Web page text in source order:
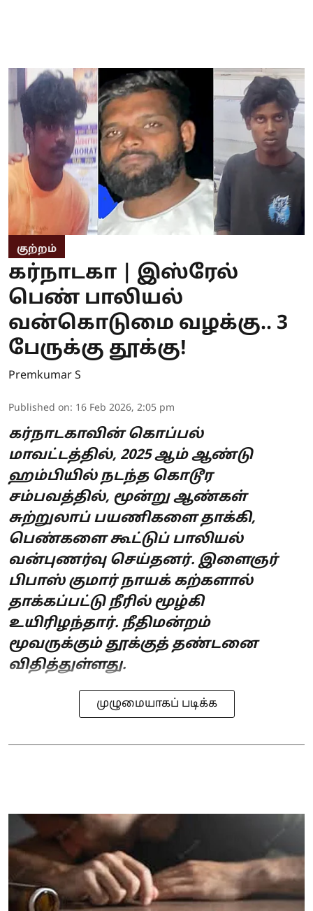
குற்றம்
கர்நாடகா | இஸ்ரேல்
பெண் பாலியல்
வன்கொடுமை வழக்கு.. 3
பேருக்கு தூக்கு!
Premkumar S
Published on: 16 Feb 2026, 2:05 pm
கர்நாடகாவின் கொப்பல்
மாவட்டத்தில், 2025 ஆம் ஆண்டு
ஹம்பியில் நடந்த கொடூர
சம்பவத்தில், மூன்று ஆண்கள்
சுற்றுலாப் பயணிகளை தாக்கி,
பெண்களை கூட்டுப் பாலியல்
வன்புணர்வு செய்தனர். இளைஞர்
பிபாஸ் குமார் நாயக் கற்களால்
தாக்கப்பட்டு நீரில் மூழ்கி
உயிரிழந்தார். நீதிமன்றம்
மூவருக்கும் தூக்குத் தண்டனை
விதித்துள்ளது.
முழுமையாகப் படிக்க